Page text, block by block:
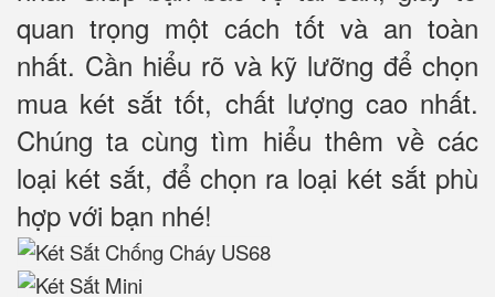
quan trọng một cách tốt và an toàn
nhất. Cần hiểu rõ và kỹ lưỡng để chọn
mua két sắt tốt, chất lượng cao nhất.
Chúng ta cùng tìm hiểu thêm về các
loại két sắt, để chọn ra loại két sắt phù
hợp với bạn nhé!